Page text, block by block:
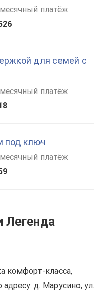
платёж
для семей с
платёж
под ключ
платёж
Легенда
комфорт-класса,
д. Марусино, ул.